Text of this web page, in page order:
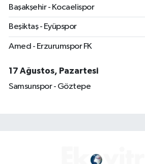
Başakşehir - Kocaelispor
Beşiktaş - Eyüpspor
Amed - Erzurumspor FK
17 Ağustos, Pazartesi
Samsunspor - Göztepe